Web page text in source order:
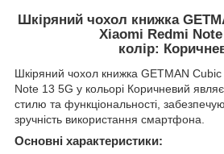
Шкіряний чохол книжка
Xiaomi Redmi Note
колір:
Шкіряний чохол книжка GETMAN
Note 13 5G у кольорі Коричневий
стилю та функціональності,
зручність використання смартфона.
Основні характеристики: